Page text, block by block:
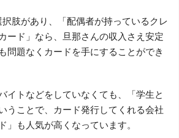
肢があり、「配偶者が持っているクレ
ード」なら、旦那さんの収入さえ安定
問題なくカードを手にすることができ
イトなどをしていなくても、「学生と
うことで、カード発行してくれる会社
」も人気が高くなっています。